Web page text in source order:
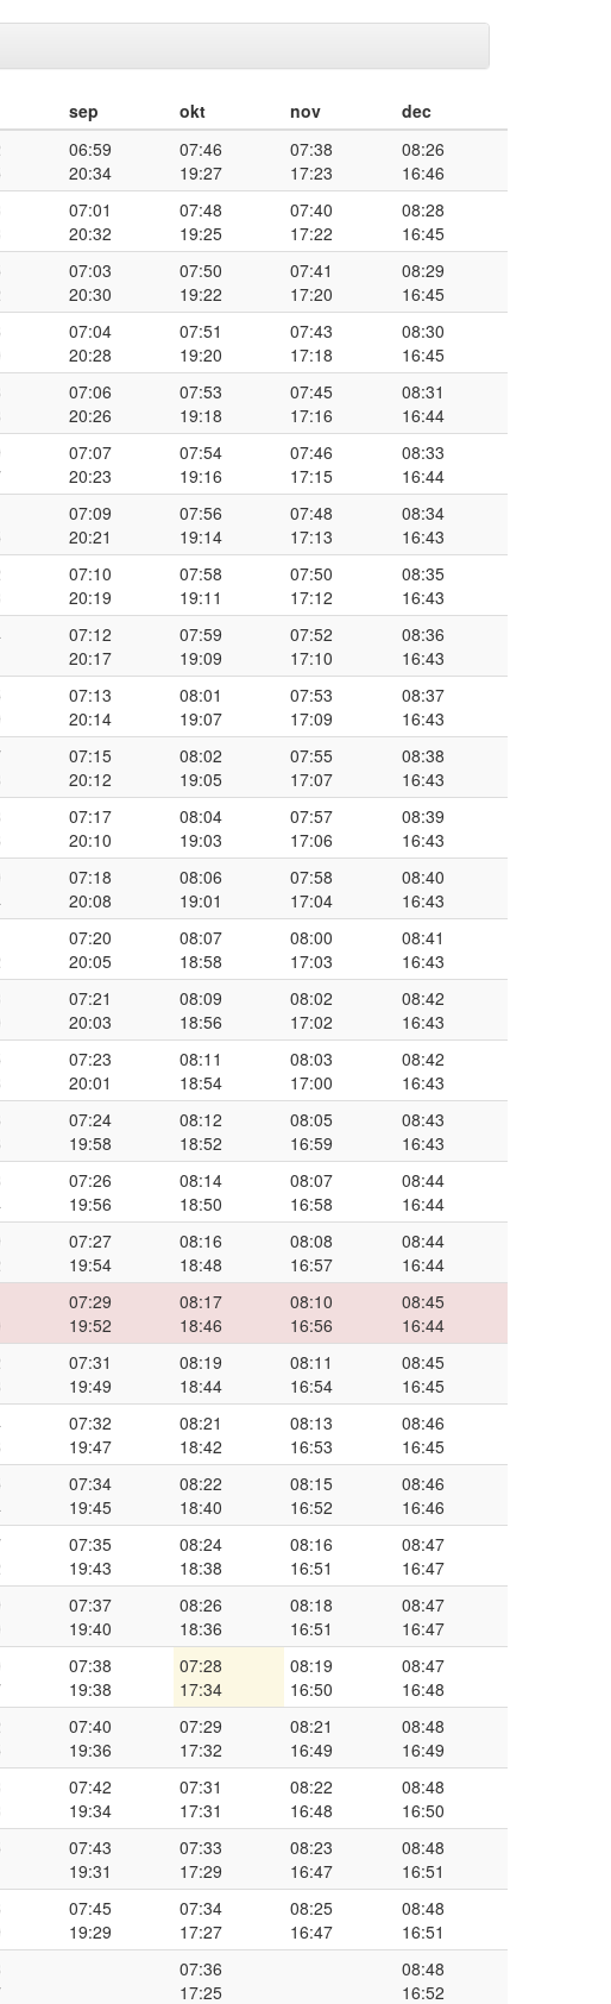
sep okt nov
dec
06:59
20:34
07:46
19:27
07:38
17:23
08:26
16:46
07:01
20:32
07:48
19:25
07:40
17:22
08:28
16:45
07:03
20:30
07:50
19:22
07:41
17:20
08:29
16:45
07:04
20:28
07:51
19:20
07:43
17:18
08:30
16:45
07:06
20:26
07:53
19:18
07:45
17:16
08:31
16:44
07:07
20:23
07:54
19:16
07:46
17:15
08:33
16:44
07:09
20:21
07:56
19:14
07:48
17:13
08:34
16:43
07:10
20:19
07:58
19:11
07:50
17:12
08:35
16:43
07:12
20:17
07:59
19:09
07:52
17:10
08:36
16:43
07:13
20:14
08:01
19:07
07:53
17:09
08:37
16:43
07:15
20:12
08:02
19:05
07:55
17:07
08:38
16:43
07:17
20:10
08:04
19:03
07:57
17:06
08:39
16:43
07:18
20:08
08:06
19:01
07:58
17:04
08:40
16:43
07:20
20:05
08:07
18:58
08:00
17:03
08:41
16:43
07:21
20:03
08:09
18:56
08:02
17:02
08:42
16:43
07:23
20:01
08:11
18:54
08:03
17:00
08:42
16:43
07:24
19:58
08:12
18:52
08:05
16:59
08:43
16:43
07:26
19:56
08:14
18:50
08:07
16:58
08:44
16:44
07:27
19:54
08:16
18:48
08:08
16:57
08:44
16:44
07:29
19:52
08:17
18:46
08:10
16:56
08:45
16:44
07:31
19:49
08:19
18:44
08:11
16:54
08:45
16:45
07:32
19:47
08:21
18:42
08:13
16:53
08:46
16:45
07:34
19:45
08:22
18:40
08:15
16:52
08:46
16:46
07:35
19:43
08:24
18:38
08:16
16:51
08:47
16:47
07:37
19:40
08:26
18:36
08:18
16:51
08:47
16:47
07:38
19:38
07:28
17:34
08:19
16:50
08:47
16:48
07:40
19:36
07:29
17:32
08:21
16:49
08:48
16:49
07:42
19:34
07:31
17:31
08:22
16:48
08:48
16:50
07:43
19:31
07:33
17:29
08:23
16:47
08:48
16:51
07:45
19:29
07:34
17:27
08:25
16:47
08:48
16:51
07:36
17:25
08:48
16:52